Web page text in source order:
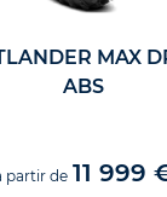
MAX
ABS
partir de 11 999